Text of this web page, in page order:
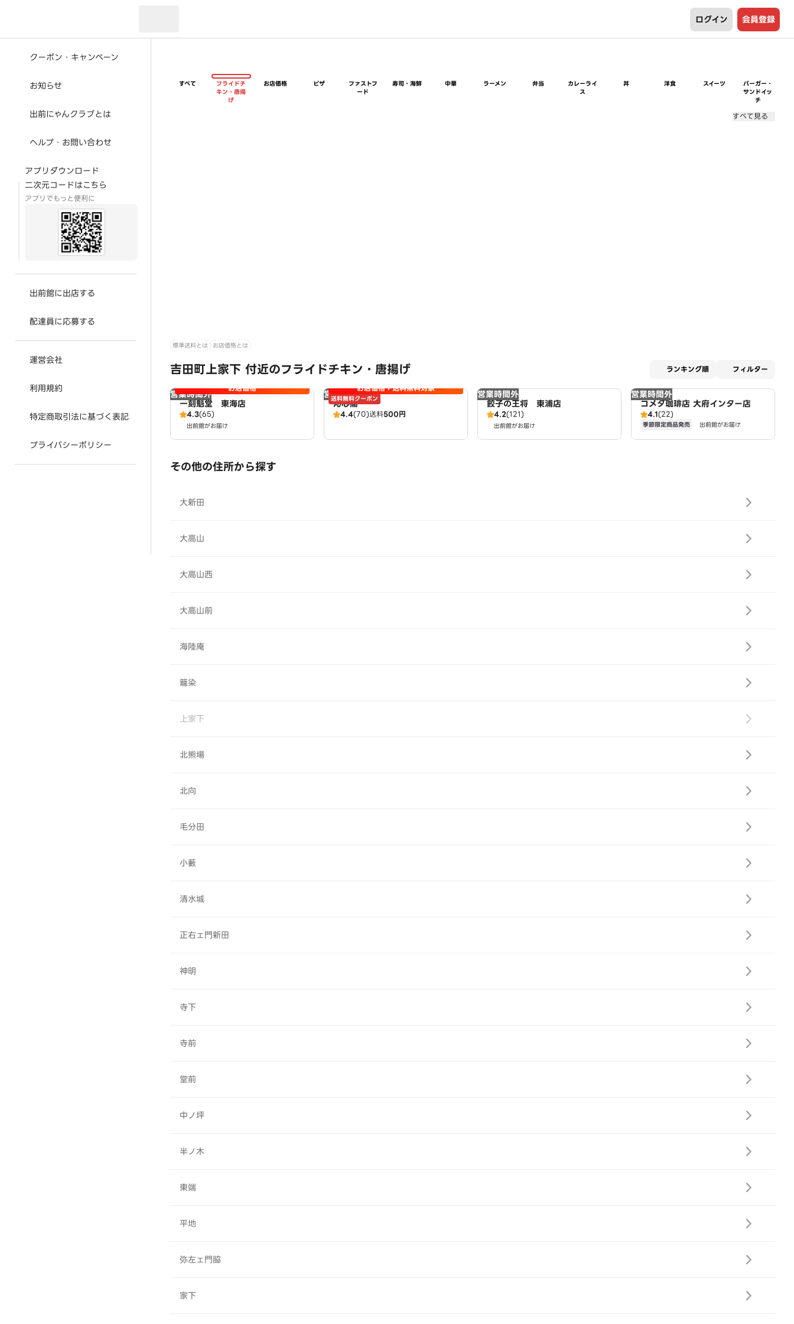
ログイン 会員登録
クーポン・キャンペーン
お知らせ
出前にゃんクラブとは
ヘルプ・お問い合わせ
アプリダウンロード
二次元コードはこちら
アプリでもっと便利に
出前館に出店する
配達員に応募する
運営会社
利用規約
特定商取引法に基づく表記
プライバシーポリシー
すべて
フライドチ
キン・唐揚
げ
お店価格 ピザ
ファストフ
ード
寿司・海鮮 中華 ラーメン 弁当
カレーライ
ス
丼 洋食 スイーツ
バーガー・
サンドイッ
チ
すべて見る
標準送料とは お店価格とは
吉田町上家下 付近のフライドチキン・唐揚げ ランキング順 フィルター
営業時間外 お店価格
一刻魁堂 東海店
4.3(65)
出前館がお届け
営業時間外
送料無料クーポン
お店価格＋送料無料対象
沁心閣
4.4(70)送料500円
営業時間外
餃子の王将 東浦店
4.2(121)
出前館がお届け
営業時間外
コメダ珈琲店 大府インター店
4.1(22)
季節限定商品発売 出前館がお届け
その他の住所から探す
大新田
大高山
大高山西
大高山前
海陸庵
籠染
上家下
北熊場
北向
毛分田
小藪
清水城
正右ェ門新田
神明
寺下
寺前
堂前
中ノ坪
半ノ木
東端
平地
弥左ェ門脇
家下